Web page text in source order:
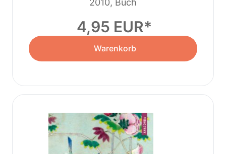
2010, Buch
4,95 EUR
Warenkorb